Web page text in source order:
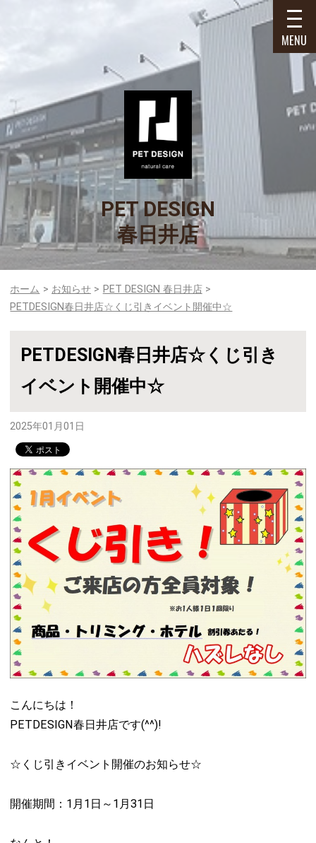
PET DESIGN
春日井店
MENU
ホーム お知らせ
PET DESIGN 春日井店
PETDESIGN春日井店☆くじ引きイベント開催中☆
PETDESIGN春日井店☆くじ引き
イベント開催中☆
2025年01月01日
こんにちは！
PETDESIGN春日井店です(^^)!
☆くじ引きイベント開催のお知らせ☆
開催期間：1月1日～1月31日